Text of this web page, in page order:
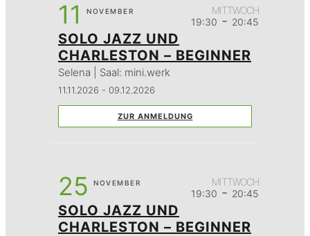
11 NOVEMBER
MITTWOCH
19:30 - 20:45
SOLO JAZZ UND
CHARLESTON – BEGINNER
Selena | Saal: mini.werk
11.11.2026 - 09.12.2026
ZUR ANMELDUNG
25 NOVEMBER
MITTWOCH
19:30 - 20:45
SOLO JAZZ UND
CHARLESTON – BEGINNER